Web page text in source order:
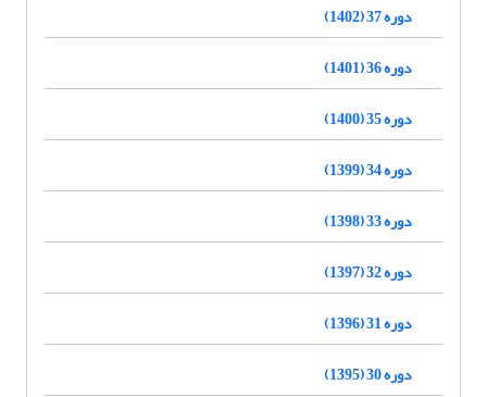
دوره 37 (1402)
دوره 36 (1401)
دوره 35 (1400)
دوره 34 (1399)
دوره 33 (1398)
دوره 32 (1397)
دوره 31 (1396)
دوره 30 (1395)